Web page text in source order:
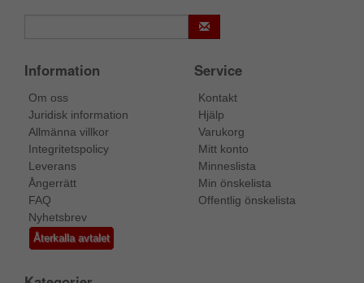
Information
Om oss
Juridisk information
Allmänna villkor
Integritetspolicy
Leverans
Ångerrätt
FAQ
Nyhetsbrev
Återkalla avtalet
Service
Kontakt
Hjälp
Varukorg
Mitt konto
Minneslista
Min önskelista
Offentlig önskelista